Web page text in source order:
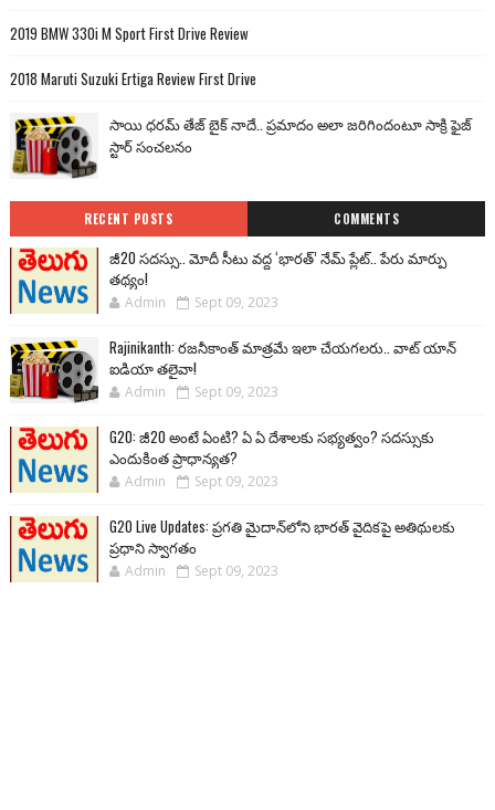
2019 BMW 330i M Sport First Drive Review
2018 Maruti Suzuki Ertiga Review First Drive
సాయి ధరమ్ తేజ్ బైక్ నాదే.. ప్రమాదం అలా జరిగిందంటూ సాక్రి ఫైజ్
స్టార్ సంచలనం
RECENT POSTS COMMENTS
జీ20 సదస్సు.. మోదీ సీటు వద్ద ‘భారత్’ నేమ్ ప్లేట్‌.. పేరు మార్పు
తథ్యం!
Admin Sept 09, 2023
Rajinikanth: రజనీకాంత్ మాత్రమే ఇలా చేయగలరు.. వాట్ యాన్
ఐడియా తలైవా!
Admin Sept 09, 2023
G20: జీ20 అంటే ఏంటి? ఏ ఏ దేశాలకు సభ్యత్వం? సదస్సుకు
ఎందుకింత ప్రాధాన్యత?
Admin Sept 09, 2023
G20 Live Updates: ప్రగతి మైదాన్‌లోని భారత్ వైదికపై అతిథులకు
ప్రధాని స్వాగతం
Admin Sept 09, 2023